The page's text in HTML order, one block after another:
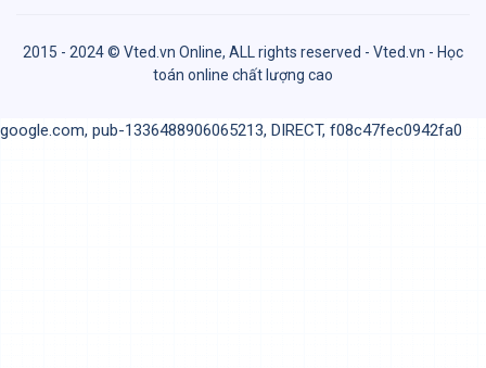
2015 - 2024 © Vted.vn Online, ALL rights reserved - Vted.vn - Học
toán online chất lượng cao
google.com, pub-1336488906065213, DIRECT, f08c47fec0942fa0